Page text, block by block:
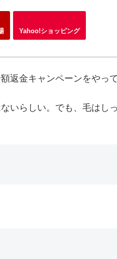
Yahoo!ショッピング
返金キャンペーンをやっ
いらしい。でも、毛はし